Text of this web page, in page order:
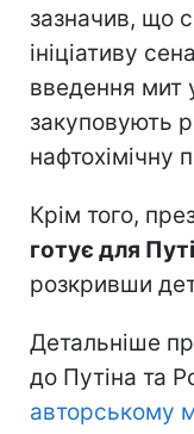
зазначив, що
ініціативу
введення мит
закуповують
нафтохімічну
Крім того,
готує для
розкривши
Детальніше
до Путіна та
авторському